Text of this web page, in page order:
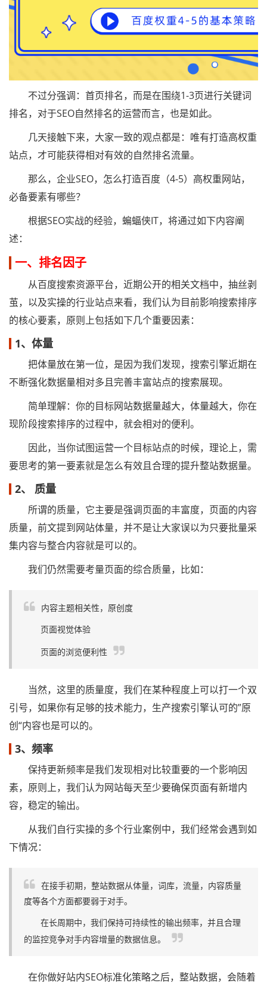
不过分强调：首页排名，而是在围绕1-3页进行关键词
排名，对于SEO自然排名的运营而言，也是如此。
几天接触下来，大家一致的观点都是：唯有打造高权重
站点，才可能获得相对有效的自然排名流量。
那么，企业SEO，怎么打造百度（4-5）高权重网站，
必备要素有哪些？
根据SEO实战的经验，蝙蝠侠IT，将通过如下内容阐
述：
一、排名因子
从百度搜索资源平台，近期公开的相关文档中，抽丝剥
茧，以及实操的行业站点来看，我们认为目前影响搜索排序
的核心要素，原则上包括如下几个重要因素：
1、体量
把体量放在第一位，是因为我们发现，搜索引擎近期在
不断强化数据量相对多且完善丰富站点的搜索展现。
简单理解：你的目标网站数据量越大，体量越大，你在
现阶段搜索排序的过程中，就会相对的便利。
因此，当你试图运营一个目标站点的时候，理论上，需
要思考的第一要素就是怎么有效且合理的提升整站数据量。
2、 质量
所谓的质量，它主要是强调页面的丰富度，页面的内容
质量，前文提到网站体量，并不是让大家误以为只要批量采
集内容与整合内容就是可以的。
我们仍然需要考量页面的综合质量，比如：
内容主题相关性，原创度
页面视觉体验
页面的浏览便利性
当然，这里的质量度，我们在某种程度上可以打一个双
引号，如果你有足够的技术能力，生产搜索引擎认可的”原
创“内容也是可以的。
3、频率
保持更新频率是我们发现相对比较重要的一个影响因
素，原则上，我们认为网站每天至少要确保页面有新增内
容，稳定的输出。
从我们自行实操的多个行业案例中，我们经常会遇到如
下情况：
在接手初期，整站数据从体量，词库，流量，内容质量
度等各个方面都要弱于对手。
在长周期中，我们保持可持续性的输出频率，并且合理
的监控竞争对手内容增量的数据信息。
在你做好站内SEO标准化策略之后，整站数据，会随着